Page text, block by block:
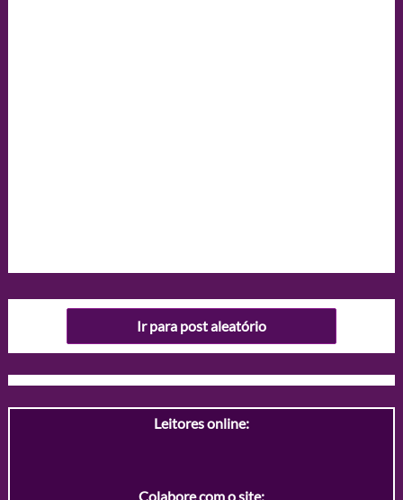
Ir para post aleatório
Leitores online:
Colabore com o site: